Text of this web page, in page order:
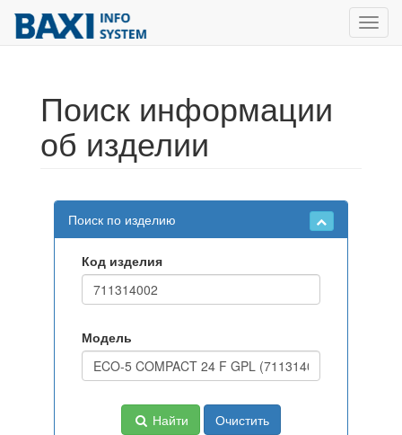
Поиск информации
об изделии
Поиск по изделию
Код изделия
Модель
Найти Очистить